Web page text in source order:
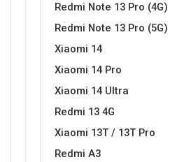
Redmi Note 13 Pro (4G)
Redmi Note 13 Pro (5G)
Xiaomi 14
Xiaomi 14 Pro
Xiaomi 14 Ultra
Redmi 13 4G
Xiaomi 13T / 13T Pro
Redmi A3
Love motivi
Quotes Collection